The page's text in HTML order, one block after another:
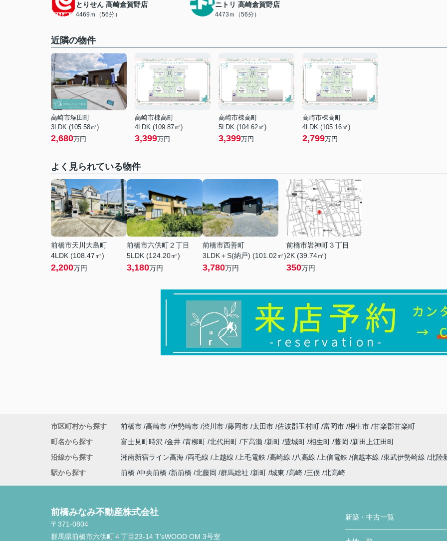
とりせん 高崎倉賀野店
4469ｍ（56分）
ニトリ 高崎倉賀野店
4473ｍ（56分）
近隣の物件
高崎市塚田町
3LDK (105.58㎡)
2,680万円
高崎市棟高町
4LDK (109.87㎡)
3,399万円
高崎市棟高町
5LDK (104.62㎡)
3,399万円
高崎市棟高町
4LDK (105.16㎡)
2,799万円
よく見られている物件
前橋市天川大島町
4LDK (108.47㎡)
2,200万円
前橋市六供町２丁目
5LDK (124.20㎡)
3,180万円
前橋市西善町
3LDK＋S(納戸) (101.02㎡)
3,780万円
前橋市岩神町３丁目
2K (39.74㎡)
350万円
市区町村から探す 前橋市 高崎市 伊勢崎市 渋川市 藤岡市 太田市 佐波郡玉村町 富岡市 桐生市 甘楽郡甘楽町
町名から探す
富士見町時沢 金井 青柳町 北代田町 下高瀬 新町 豊城町 相生町 藤岡
新田上江田町
沿線から探す
湘南新宿ライン高海 両毛線 上越線 上毛電鉄 高崎線 八高線 上信電鉄 信越本線 東武伊勢崎線 北陸
駅から探す
前橋 中央前橋 新前橋 北藤岡 群馬総社 新町 城東 高崎 三俣 北高崎
前橋みなみ不動産株式会社
〒371-0804
群馬県前橋市六供町４丁目23‐14 T'sWOOD OM 3号室
新築・中古一覧